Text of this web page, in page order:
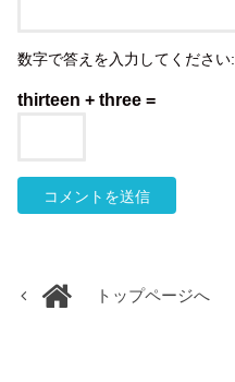
数字で答えを入力してください:
thirteen + three =
トップページへ